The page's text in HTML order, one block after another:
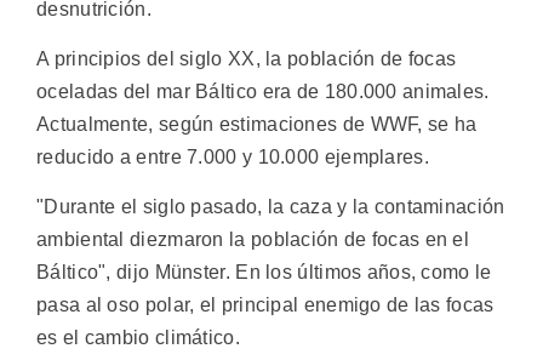
desnutrición.
A principios del siglo XX, la población de focas
oceladas del mar Báltico era de 180.000 animales.
Actualmente, según estimaciones de WWF, se ha
reducido a entre 7.000 y 10.000 ejemplares.
"Durante el siglo pasado, la caza y la contaminación
ambiental diezmaron la población de focas en el
Báltico", dijo Münster. En los últimos años, como le
pasa al oso polar, el principal enemigo de las focas
es el cambio climático.